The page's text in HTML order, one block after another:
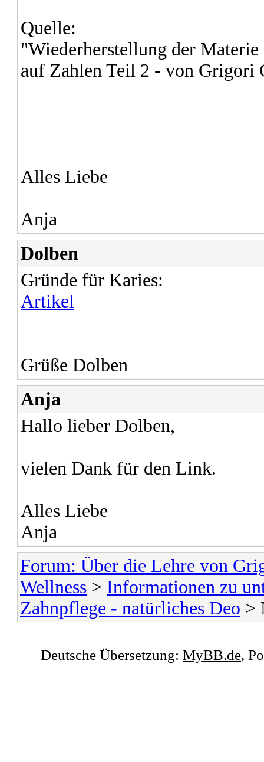
Quelle:
"Wiederherstellung der
auf Zahlen Teil 2 - von Grigori
Alles Liebe
Anja
Dolben
Gründe für Karies:
Artikel
Grüße Dolben
Anja
Hallo lieber Dolben,
vielen Dank für den Link.
Alles Liebe
Anja
Forum: Über die Lehre von
Wellness > Informationen zu
Zahnpflege - natürliches Deo >
Deutsche Übersetzung: MyBB.de,